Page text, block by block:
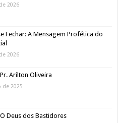
2026
Fechar: A Mensagem Profética do
2026
Arilton Oliveira
de 2025
Deus dos Bastidores